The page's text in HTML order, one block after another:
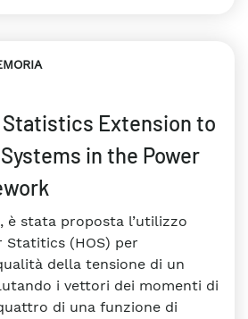
Extension to
in the Power
è stata proposta l’utilizzo
Statitics (HOS) per
della tensione di un
i vettori dei momenti di
di una funzione di